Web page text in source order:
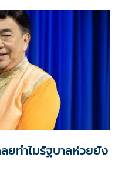
ยทำไมรัฐบาลห่วยยัง